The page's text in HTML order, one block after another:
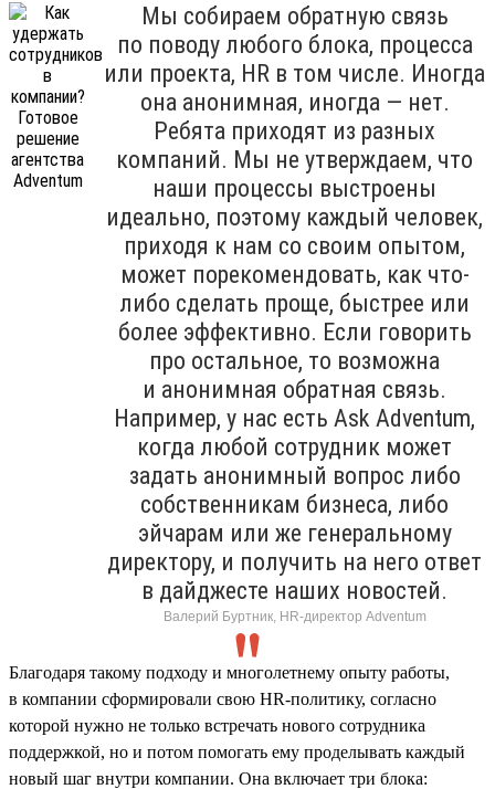
Мы собираем обратную связь
по поводу любого блока, процесса
или проекта, HR в том числе. Иногда
она анонимная, иногда — нет.
Ребята приходят из разных
компаний. Мы не утверждаем, что
наши процессы выстроены
идеально, поэтому каждый человек,
приходя к нам со своим опытом,
может порекомендовать, как что-
либо сделать проще, быстрее или
более эффективно. Если говорить
про остальное, то возможна
и анонимная обратная связь.
Например, у нас есть Ask Adventum,
когда любой сотрудник может
задать анонимный вопрос либо
собственникам бизнеса, либо
эйчарам или же генеральному
директору, и получить на него ответ
в дайджесте наших новостей.
Валерий Буртник, HR-директор Adventum
Благодаря такому подходу и многолетнему опыту работы,
в компании сформировали свою HR-политику, согласно
которой нужно не только встречать нового сотрудника
поддержкой, но и потом помогать ему проделывать каждый
новый шаг внутри компании. Она включает три блока: